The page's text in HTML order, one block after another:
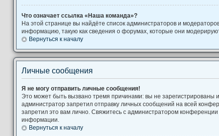
Что означает ссылка «Наша команда»?
На этой странице вы найдёте список администраторов и
информацию, такую как сведения о форумах, которые они
Вернуться к началу
Личные сообщения
Я не могу отправить личные сообщения!
Это может быть вызвано тремя причинами: вы не
администратор запретил отправку личных сообщений на всей
запретил это вам лично. Свяжитесь с администратором
информации.
Вернуться к началу